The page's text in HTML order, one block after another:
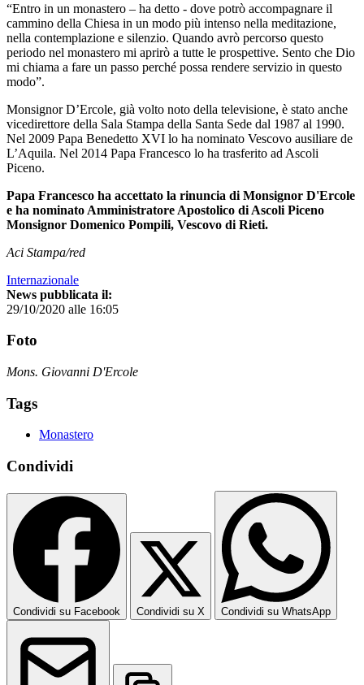
“Entro in un monastero – ha detto - dove potrò accompagnare il
cammino della Chiesa in un modo più intenso nella meditazione,
nella contemplazione e silenzio. Quando avrò percorso questo
periodo nel monastero mi aprirò a tutte le prospettive. Sento che Dio
mi chiama a fare un passo perché possa rendere servizio in questo
modo”.
Monsignor D’Ercole, già volto noto della televisione, è stato anche
vicedirettore della Sala Stampa della Santa Sede dal 1987 al 1990.
Nel 2009 Papa Benedetto XVI lo ha nominato Vescovo ausiliare de
L’Aquila. Nel 2014 Papa Francesco lo ha trasferito ad Ascoli
Piceno.
Papa Francesco ha accettato la rinuncia di Monsignor D'Ercole
e ha nominato Amministratore Apostolico di Ascoli Piceno
Monsignor Domenico Pompili, Vescovo di Rieti.
Aci Stampa/red
Internazionale
News pubblicata il:
29/10/2020 alle 16:05
Foto
Mons. Giovanni D'Ercole
Tags
Monastero
Condividi
Condividi su Facebook Condividi su X Condividi su WhatsApp